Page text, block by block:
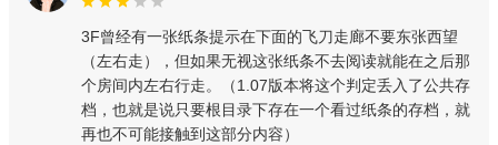
3F曾经有一张纸条提示在下面的飞刀走廊不要东张西望
（左右走），但如果无视这张纸条不去阅读就能在之后那
个房间内左右行走。（1.07版本将这个判定丢入了公共存
档，也就是说只要根目录下存在一个看过纸条的存档，就
再也不可能接触到这部分内容）